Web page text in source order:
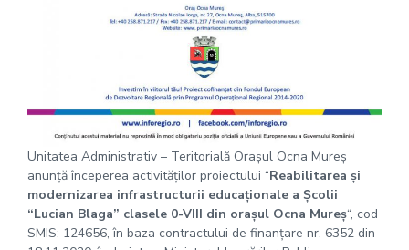
Unitatea Administrativ – Teritorială Oraşul Ocna Mureş
anunţă începerea activităţilor proiectului “Reabilitarea şi
modernizarea infrastructurii educaţionale a Şcolii
“Lucian Blaga” clasele 0-VIII din oraşul Ocna Mureş“, cod
SMIS: 124656, în baza contractului de finanţare nr. 6352 din